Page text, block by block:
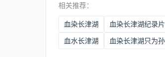
相关推荐：
血染长津湖 血染长津湖纪录片
血水长津湖